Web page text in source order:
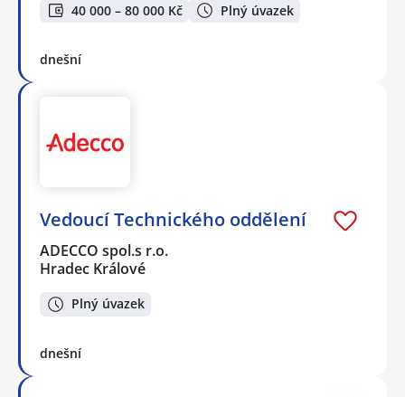
40 000 – 80 000 Kč Plný úvazek
dnešní
Vedoucí Technického oddělení
ADECCO spol.s r.o.
Hradec Králové
Plný úvazek
dnešní